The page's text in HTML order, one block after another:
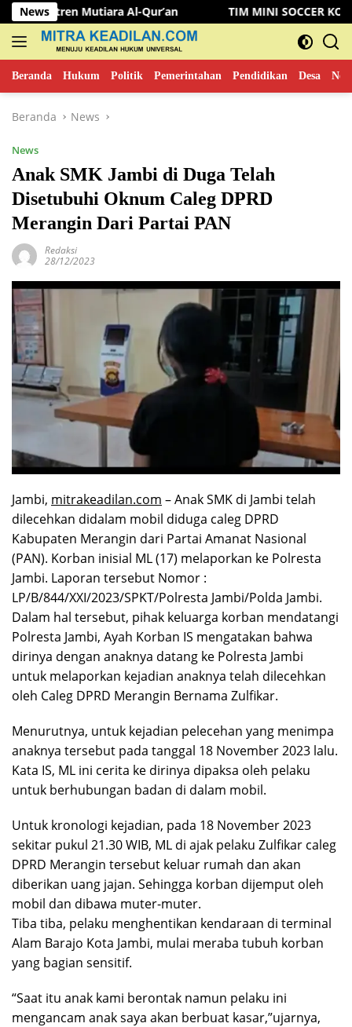
Langsung
ke
konten
News
Mutiara Al-Qur’an TIM MINI SOCCER KOMINFO MUSI
Beranda Hukum Politik Pemerintahan Pendidikan Desa
Beranda News
News
Anak SMK Jambi di Duga Telah
Disetubuhi Oknum Caleg DPRD
Merangin Dari Partai PAN
Redaksi
28/12/2023
Jambi, mitrakeadilan.com – Anak SMK di Jambi telah
dilecehkan didalam mobil diduga caleg DPRD
Kabupaten Merangin dari Partai Amanat Nasional
(PAN). Korban inisial ML (17) melaporkan ke Polresta
Jambi. Laporan tersebut Nomor :
LP/B/844/XXI/2023/SPKT/Polresta Jambi/Polda Jambi.
Dalam hal tersebut, pihak keluarga korban mendatangi
Polresta Jambi, Ayah Korban IS mengatakan bahwa
dirinya dengan anaknya datang ke Polresta Jambi
untuk melaporkan kejadian anaknya telah dilecehkan
oleh Caleg DPRD Merangin Bernama Zulfikar.
Menurutnya, untuk kejadian pelecehan yang menimpa
anaknya tersebut pada tanggal 18 November 2023 lalu.
Kata IS, ML ini cerita ke dirinya dipaksa oleh pelaku
untuk berhubungan badan di dalam mobil.
Untuk kronologi kejadian, pada 18 November 2023
sekitar pukul 21.30 WIB, ML di ajak pelaku Zulfikar caleg
DPRD Merangin tersebut keluar rumah dan akan
diberikan uang jajan. Sehingga korban dijemput oleh
mobil dan dibawa muter-muter.
Tiba tiba, pelaku menghentikan kendaraan di terminal
Alam Barajo Kota Jambi, mulai meraba tubuh korban
yang bagian sensitif.
“Saat itu anak kami berontak namun pelaku ini
mengancam anak saya akan berbuat kasar,”ujarnya,